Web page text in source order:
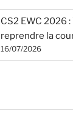
CS2 EWC 2026
reprendre la
16/07/2026